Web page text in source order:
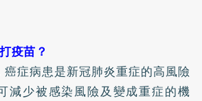
疫苗？
症病患是新冠肺炎重症的高風險
減少被感染風險及變成重症的機